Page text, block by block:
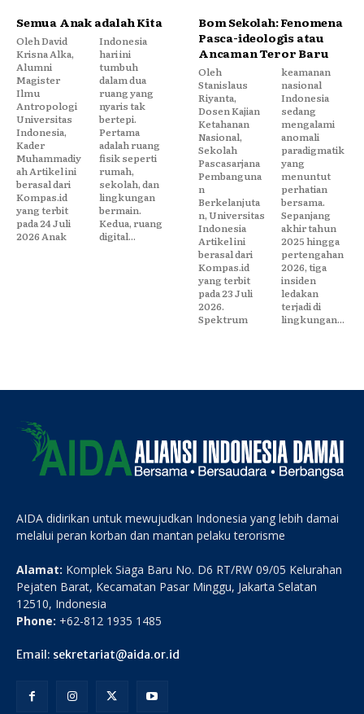
Semua Anak adalah Kita
Oleh David
Krisna Alka,
Alumni
Magister
Ilmu
Antropologi
Universitas
Indonesia,
Kader
Muhammadiy
ah Artikel ini
berasal dari
Kompas.id
yang terbit
pada 24 Juli
2026 Anak
Indonesia
hari ini
tumbuh
dalam dua
ruang yang
nyaris tak
bertepi.
Pertama
adalah ruang
fisik seperti
rumah,
sekolah, dan
lingkungan
bermain.
Kedua, ruang
digital...
Bom Sekolah: Fenomena
Pasca-ideologis atau
Ancaman Teror Baru
Oleh
Stanislaus
Riyanta,
Dosen Kajian
Ketahanan
Nasional,
Sekolah
Pascasarjana
Pembanguna
n
Berkelanjuta
n, Universitas
Indonesia
Artikel ini
berasal dari
Kompas.id
yang terbit
pada 23 Juli
2026.
Spektrum
keamanan
nasional
Indonesia
sedang
mengalami
anomali
paradigmatik
yang
menuntut
perhatian
bersama.
Sepanjang
akhir tahun
2025 hingga
pertengahan
2026, tiga
insiden
ledakan
terjadi di
lingkungan...
AIDA didirikan untuk mewujudkan Indonesia yang lebih damai
melalui peran korban dan mantan pelaku terorisme
Alamat: Komplek Siaga Baru No. D6 RT/RW 09/05 Kelurahan
Pejaten Barat, Kecamatan Pasar Minggu, Jakarta Selatan
12510, Indonesia
Phone: +62-812 1935 1485
Email: sekretariat@aida.or.id